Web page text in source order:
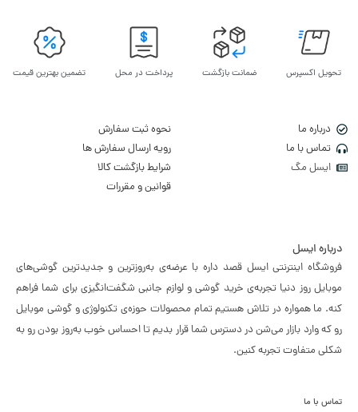
تحویل اکسپرس ضمانت بازگشت پرداخت در محل تضمین بهترین قیمت
درباره ما
تماس با ما
ایسل مگ
نحوه ثبت سفارش
رویه ارسال سفارش ها
شرایط بازگشت کالا
قوانین و مقررات
درباره ایسل
فروشگاه اینترنتی ایسل قصد داره با عرضه‌ی به‌روزترین و جدیدترین گوشی‌های
موبایل روز دنیا تجربه‌ی خرید گوشی و لوازم جانبی شگفت‌انگیزی برای شما فراهم
کنه. ما همواره در تلاش هستیم تمام محصولات حوزه‌ی تکنولوژی و گوشی موبایل
رو که وارد بازار می‌شن در دسترس شما قرار بدیم تا احساس خوب به‌روز بودن رو به
شکلی متفاوت تجربه کنین.
تماس با ما